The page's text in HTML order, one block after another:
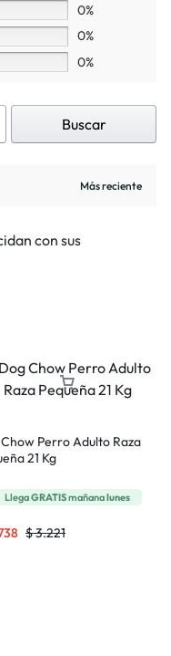
0%
0%
0%
Buscar
con sus
Perro Adulto Raza
21 Kg
LlegaGRATISmañanalunes
$3.221